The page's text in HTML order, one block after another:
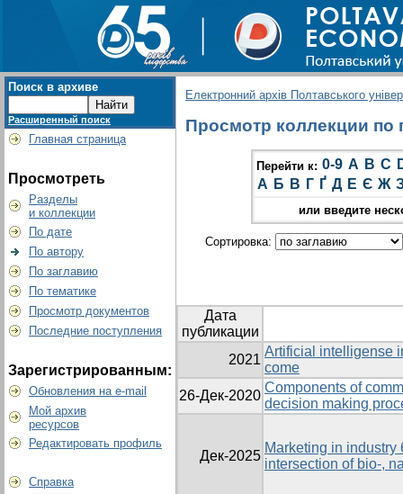
Поиск в архиве
Расширенный поиск
Главная страница
Просмотреть
Разделы
и коллекции
По дате
По автору
По заглавию
По тематике
Просмотр документов
Последние поступления
Зарегистрированным:
Обновления на e-mail
Мой архив
ресурсов
Редактировать профиль
Справка
Електронний архів Полтавського
Просмотр коллекции по
Перейти к: 0-9 A B C
А Б В Г Ґ Д Е Є Ж
или введите
Сортировка:
Дата
публикации
2021
Artificial intelligense
come
26-Дек-2020
Components of
decision making
Дек-2025
Marketing in industry
intersection of bio-,